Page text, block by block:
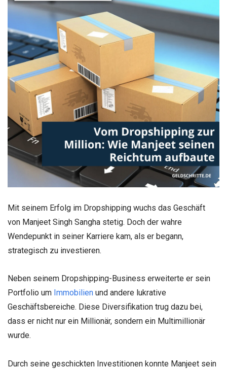
Mit seinem Erfolg im Dropshipping wuchs das Geschäft
von Manjeet Singh Sangha stetig. Doch der wahre
Wendepunkt in seiner Karriere kam, als er begann,
strategisch zu investieren.
Neben seinem Dropshipping-Business erweiterte er sein
Portfolio um Immobilien und andere lukrative
Geschäftsbereiche. Diese Diversifikation trug dazu bei,
dass er nicht nur ein Millionär, sondern ein Multimillionär
wurde.
Durch seine geschickten Investitionen konnte Manjeet sein